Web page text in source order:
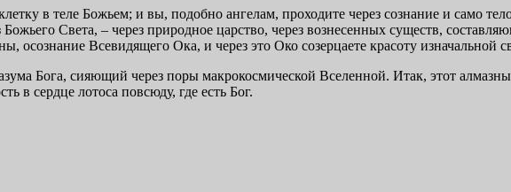
в теле Божьем; и вы, подобно ангелам, проходите через сознание и само
Божьего Света, – через природное царство, через вознесенных существ,
осознание Всевидящего Ока, и через это Око созерцаете красоту изначальной
Бога, сияющий через поры макрокосмической Вселенной. Итак, этот
в сердце лотоса повсюду, где есть Бог.